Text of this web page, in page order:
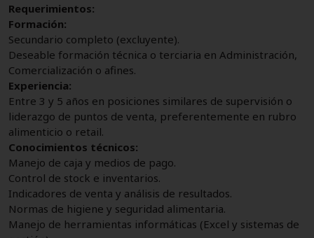
Requerimientos:
Formación:
Secundario completo (excluyente).
Deseable formación técnica o terciaria en Administración,
Comercialización o afines.
Experiencia:
Entre 3 y 5 años en posiciones similares de supervisión o
liderazgo de puntos de venta, preferentemente en rubro
alimenticio o retail.
Conocimientos técnicos:
Manejo de caja y medios de pago.
Control de stock e inventarios.
Indicadores de venta y análisis de resultados.
Normas de higiene y seguridad alimentaria.
Manejo de herramientas informáticas (Excel y sistemas de